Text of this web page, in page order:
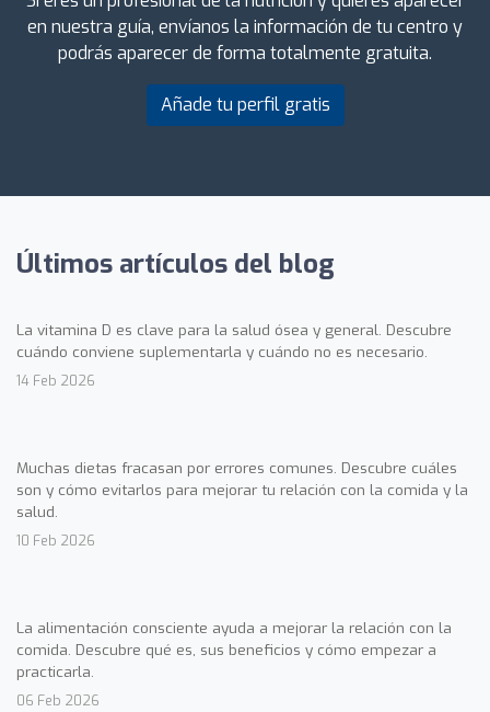
en nuestra guía, envíanos la información de tu centro y
podrás aparecer de forma totalmente gratuita.
Añade tu perfil gratis
Últimos artículos del blog
La vitamina D es clave para la salud ósea y general. Descubre
cuándo conviene suplementarla y cuándo no es necesario.
14 Feb 2026
Muchas dietas fracasan por errores comunes. Descubre cuáles
son y cómo evitarlos para mejorar tu relación con la comida y la
salud.
10 Feb 2026
La alimentación consciente ayuda a mejorar la relación con la
comida. Descubre qué es, sus beneficios y cómo empezar a
practicarla.
06 Feb 2026